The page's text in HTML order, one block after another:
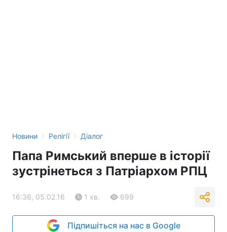
Новини › Релігії › Діалог
Папа Римський вперше в історії
зустрінеться з Патріархом РПЦ
16:36, 05.02.16 1 хв. 699
Підпишіться на нас в Google